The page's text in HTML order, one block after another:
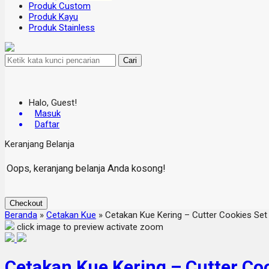
Produk Custom
Produk Kayu
Produk Stainless
Cari
Halo, Guest!
Masuk
Daftar
Keranjang Belanja
Oops, keranjang belanja Anda kosong!
Checkout
Beranda » Cetakan Kue » Cetakan Kue Kering – Cutter Cookies
click image to preview activate zoom